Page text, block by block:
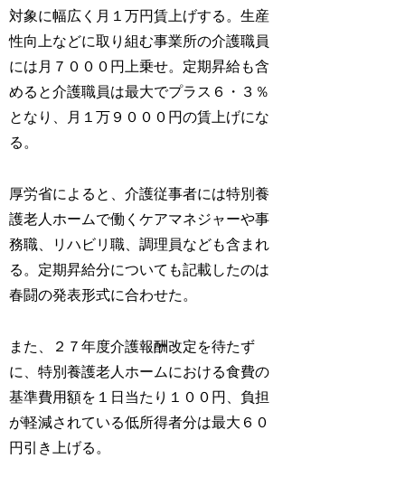
対象に幅広く月１万円賃上げする。生産
性向上などに取り組む事業所の介護職員
には月７０００円上乗せ。定期昇給も含
めると介護職員は最大でプラス６・３％
となり、月１万９０００円の賃上げにな
る。
厚労省によると、介護従事者には特別養
護老人ホームで働くケアマネジャーや事
務職、リハビリ職、調理員なども含まれ
る。定期昇給分についても記載したのは
春闘の発表形式に合わせた。
また、２７年度介護報酬改定を待たず
に、特別養護老人ホームにおける食費の
基準費用額を１日当たり１００円、負担
が軽減されている低所得者分は最大６０
円引き上げる。